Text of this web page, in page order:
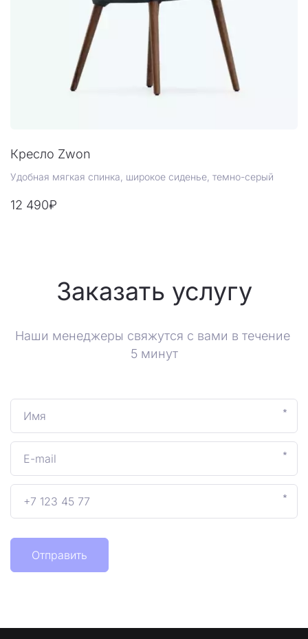
Кресло Zwon
Удобная мягкая спинка, широкое сиденье, темно-серый
12 490₽
Заказать услугу
Наши менеджеры свяжутся с вами в течение
5 минут
*
*
*
Отправить